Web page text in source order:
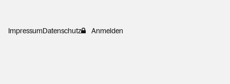
ImpressumDatenschutz Anmelden